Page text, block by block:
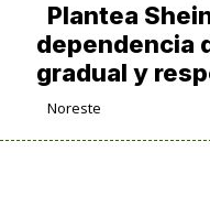
Plantea
dependencia
gradual y
Noreste